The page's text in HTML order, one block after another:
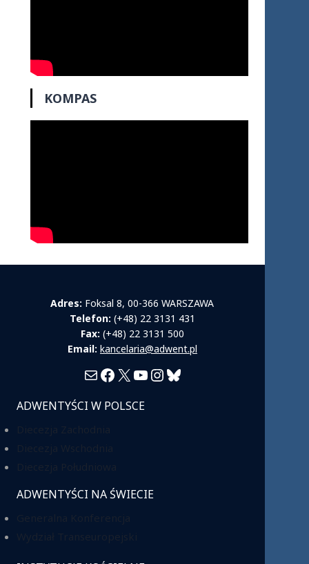
KOMPAS
Adres: Foksal 8, 00-366 WARSZAWA
Telefon: (+48) 22 3131 431
Fax: (+48) 22 3131 500
Email: kancelaria@adwent.pl
MailFacebook
X YouTube
Instagram
Bluesky
ADWENTYŚCI W POLSCE
ADWENTYŚCI NA ŚWIECIE